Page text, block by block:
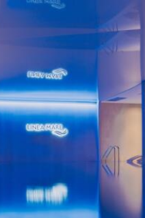
Auf der Karte anzeigen